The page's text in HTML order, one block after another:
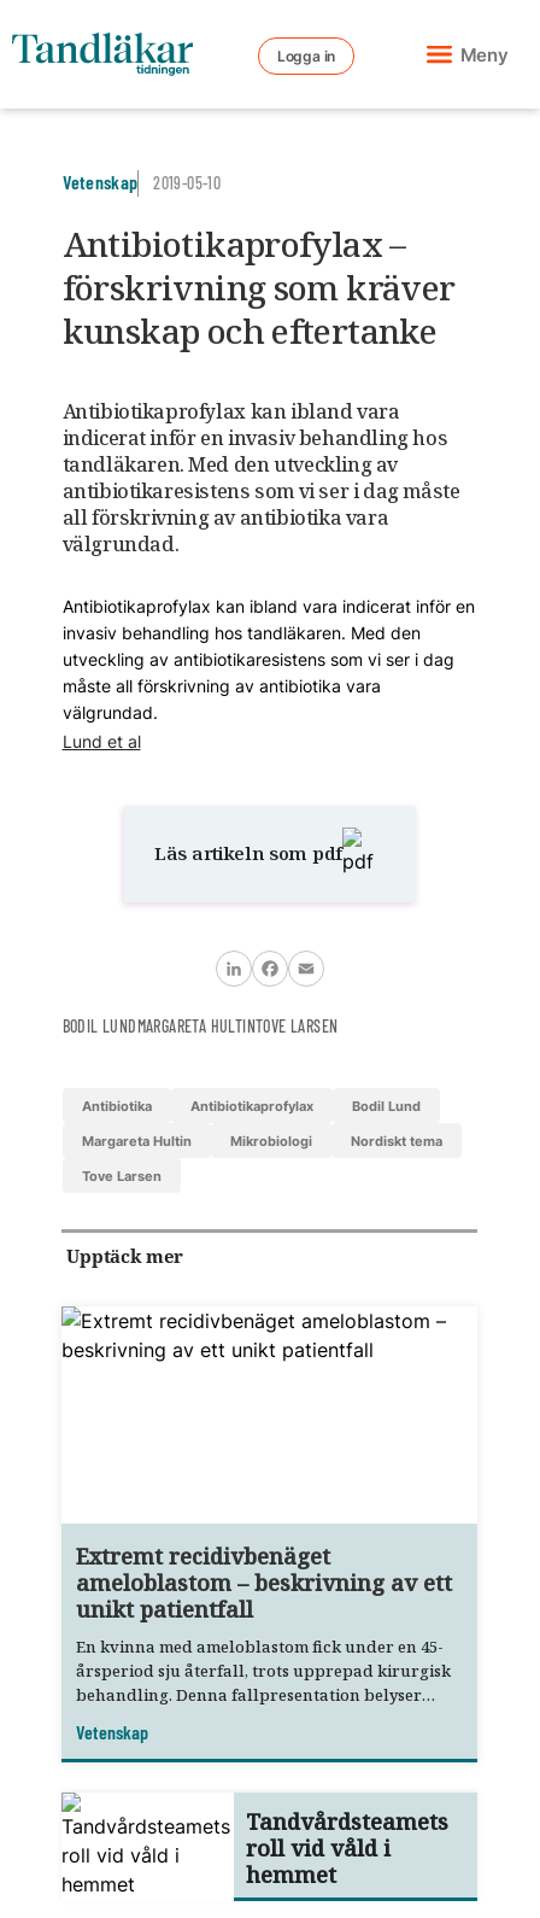
Logga in Meny
Vetenskap 2019-05-10
Antibiotikaprofylax –
förskrivning som kräver
kunskap och eftertanke
Antibiotikaprofylax kan ibland vara
indicerat inför en invasiv behandling hos
tandläkaren. Med den utveckling av
antibiotikaresistens som vi ser i dag måste
all förskrivning av antibiotika vara
välgrundad.
Antibiotikaprofylax kan ibland vara indicerat inför en
invasiv behandling hos tandläkaren. Med den
utveckling av antibiotikaresistens som vi ser i dag
måste all förskrivning av antibiotika vara
välgrundad.
Lund et al
Läs artikeln som pdf
LinkedInFacebook
Email
BODIL LUNDMARGARETA HULTINTOVE LARSEN
antibiotika antibiotikaprofylax Bodil Lund
Margareta Hultin mikrobiologi nordiskt tema
Tove Larsen
Upptäck mer
Extremt recidivbenäget
ameloblastom – beskrivning av ett
unikt patientfall
En kvinna med ameloblastom fick under en 45-
årsperiod sju återfall, trots upprepad kirurgisk
behandling. Denna fallpresentation belyser
upptäckt och remittering.
Vetenskap
Tandvårdsteamets
roll vid våld i
hemmet